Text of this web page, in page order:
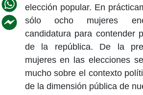
elección popular. En
sólo ocho mujeres
candidatura para contender
de la república. De la
mujeres en las elecciones
mucho sobre el contexto
de la dimensión pública de